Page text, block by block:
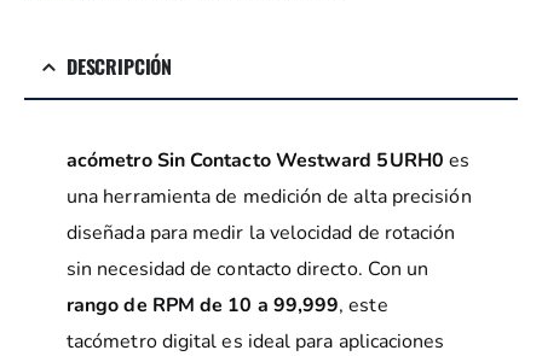
DESCRIPCIÓN
acómetro Sin Contacto Westward 5URH0 es
una herramienta de medición de alta precisión
diseñada para medir la velocidad de rotación
sin necesidad de contacto directo. Con un
rango de RPM de 10 a 99,999, este
tacómetro digital es ideal para aplicaciones